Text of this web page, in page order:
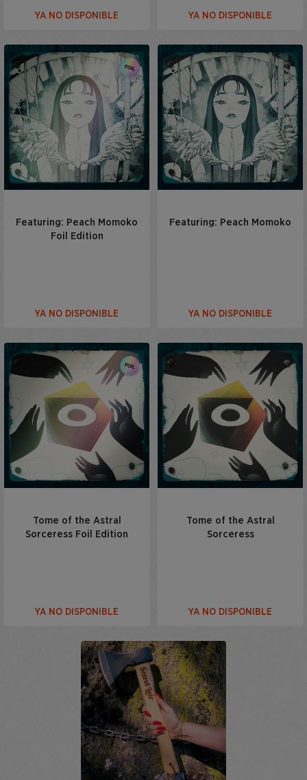
YA NO DISPONIBLE YA NO DISPONIBLE
Featuring: Peach Momoko
Foil Edition
YA NO DISPONIBLE
Featuring: Peach Momoko
YA NO DISPONIBLE
Tome of the Astral
Sorceress Foil Edition
YA NO DISPONIBLE
Tome of the Astral
Sorceress
YA NO DISPONIBLE